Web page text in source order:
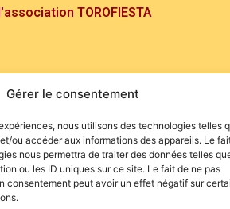
Gérer le consentement
nous utilisons des technologies telles
ou accéder aux informations des appareils. Le
nous permettra de traiter des données telles
ou les ID uniques sur ce site. Le fait de ne pas
consentement peut avoir un effet négatif sur
TOROFIESTA